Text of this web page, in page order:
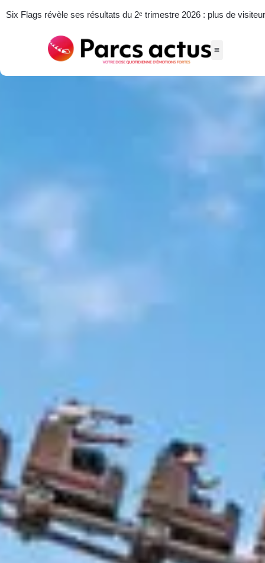
Six Flags révèle ses résultats du 2ᵉ trimestre 2026 : plus de